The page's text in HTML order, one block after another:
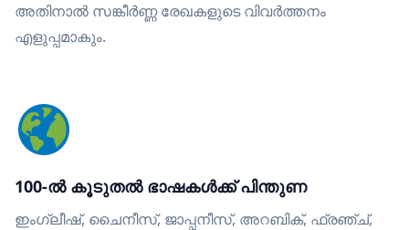
അതിനാൽ സങ്കീർണ്ണ രേഖകളുടെ വിവർത്തനം
എളുപ്പമാകും.
100-ൽ കൂടുതൽ ഭാഷകൾക്ക് പിന്തുണ
ഇംഗ്ലീഷ്, ചൈനീസ്, ജാപ്പനീസ്, അറബിക്, ഫ്രഞ്ച്,